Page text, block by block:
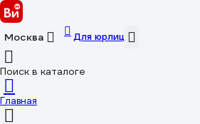
Москва Для юрлиц
Поиск в каталоге
Главная